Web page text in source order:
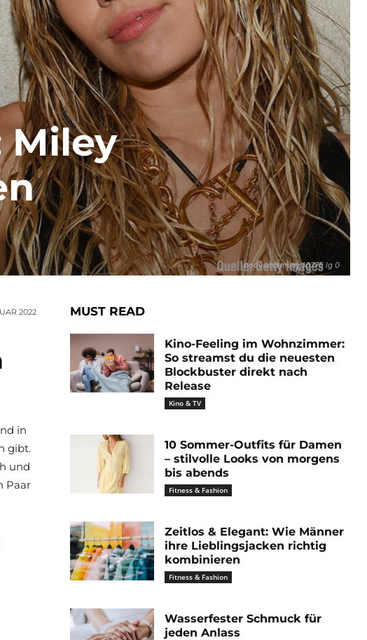
cody und miley 10775 lg 0
Miley
2022
in
gibt.
und
Paar
MUST READ
Kino-Feeling im Wohnzimmer:
So streamst du die neuesten
Blockbuster direkt nach
Release
Kino & TV
10 Sommer-Outfits für Damen
– stilvolle Looks von morgens
bis abends
Fitness & Fashion
Zeitlos & Elegant: Wie Männer
ihre Lieblingsjacken richtig
kombinieren
Fitness & Fashion
Wasserfester Schmuck für
jeden Anlass